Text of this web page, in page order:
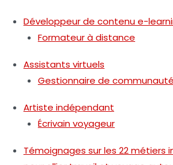
Développeur de contenu e-
Formateur à distance
Assistants virtuels
Gestionnaire de communauté
Artiste indépendant
Écrivain voyageur
Témoignages sur les 22 métiers